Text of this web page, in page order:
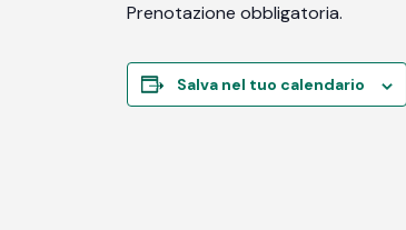
Prenotazione obbligatoria.
Salva nel tuo calendario